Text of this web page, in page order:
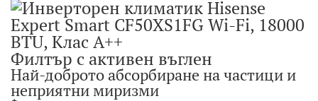
Филтър с активен въглен
Най-доброто абсорбиране на частици и
неприятни миризми